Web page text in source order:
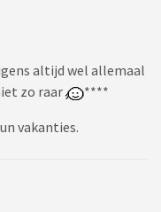
altijd wel allemaal
zo raar
****
vakanties.